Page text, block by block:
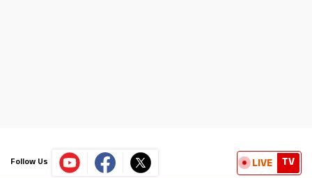
Follow Us LIVE TV